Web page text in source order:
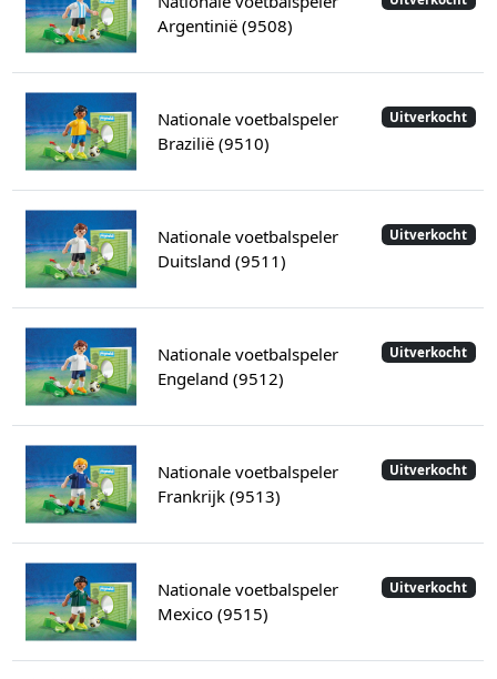
Argentinië (9508)
Uitverkocht
Nationale voetbalspeler
Brazilië (9510)
Uitverkocht
Nationale voetbalspeler
Duitsland (9511)
Uitverkocht
Nationale voetbalspeler
Engeland (9512)
Uitverkocht
Nationale voetbalspeler
Frankrijk (9513)
Uitverkocht
Nationale voetbalspeler
Mexico (9515)